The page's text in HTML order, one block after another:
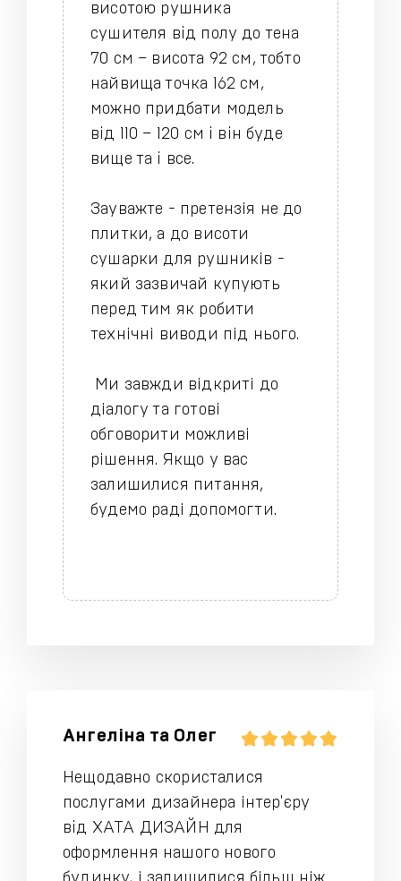
висотою рушника
сушителя вiд полу до тена
70 см – висота 92 см, тобто
найвища точка 162 см,
можно придбати модель
вiд 110 – 120 см i вiн буде
вище та i все.
Зауважте - претензія не до
плитки, а до висоти
сушарки для рушників -
який зазвичай купують
перед тим як робити
технічні виводи під нього.
Ми завжди відкриті до
діалогу та готові
обговорити можливі
рішення. Якщо у вас
залишилися питання,
будемо раді допомогти.
Ангелiна та Олег
Нещодавно скористалися
послугами дизайнера інтер'єру
вiд ХАТА ДИЗАЙН для
оформлення нашого нового